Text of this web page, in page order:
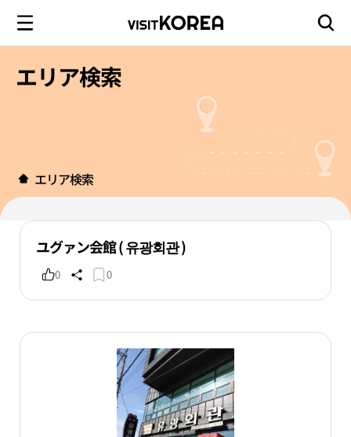
エリア検索
エリア検索
ユグァン会館 ( 유광회관 )
0 0